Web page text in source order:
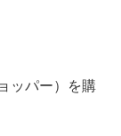
ッパー）を購